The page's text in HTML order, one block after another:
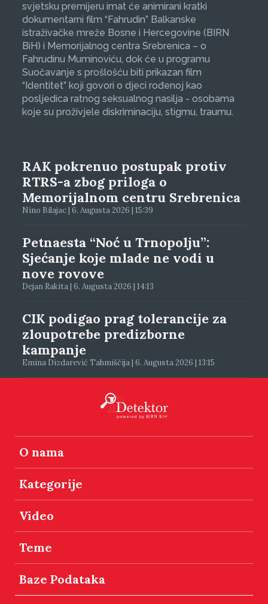
svjetsku premijeru imat će animirani kratki
dokumentarni film “Fahrudin” Balkanske
istraživačke mreže Bosne i Hercegovine (BIRN
BiH) i Memorijalnog centra Srebrenica – o
Fahrudinu Muminoviću, dok će u programu
Suočavanje s prošlošću biti prikazan film
“Identitet” koji govori o djeci rođenoj kao
posljedica ratnog seksualnog nasilja - osobama
koje su proživjele diskriminaciju, stigmu, traumu.
RAK pokrenuo postupak protiv
RTRS-a zbog priloga o
Memorijalnom centru Srebrenica
Nino Bilajac | 6. Augusta 2026 | 15:39
Petnaesta “Noć u Trnopolju”:
Sjećanje koje mlade ne vodi u
nove rovove
Dejan Rakita | 6. Augusta 2026 | 14:13
CIK podigao prag tolerancije za
zloupotrebe predizborne
kampanje
Emina Dizdarević Tahmiščija | 6. Augusta 2026 | 13:15
O nama
Kategorije
Video
Teme
Baze Podataka